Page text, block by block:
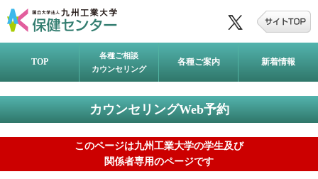
TOP
各種ご相談
カウンセリング
各種ご案内 新着情報
カウンセリングWeb予約
このページは九州工業大学の学生及び
関係者専用のページです